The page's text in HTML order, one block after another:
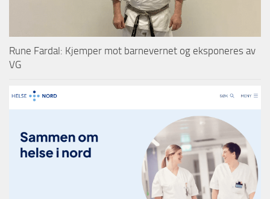
Rune Fardal: Kjemper mot barnevernet og eksponeres av
VG